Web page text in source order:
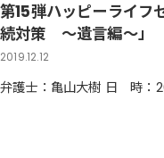
第15弾ハッピーライフ
続対策 ～遺言編～」
2019.12.12
弁護士：亀山大樹 日 時：